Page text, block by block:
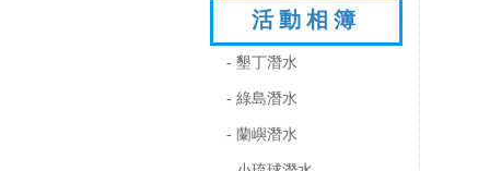
活動相簿
- 墾丁潛水
- 綠島潛水
- 蘭嶼潛水